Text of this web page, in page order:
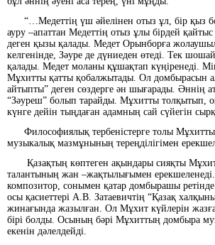
“…Медеттің үш әйелінен отыз ұл, бір қыз
ауру –апаттан Медеттің отыз ұлы бірдей
деген қызы қалады. Медет Орынборға
келгенінде, Зәуре де дүниеден өтеді. Тек
қалады. Медет моланы құшақтап күңіренеді.
Мұхитты қатты қобалжытады. Ол домбырасын
айтыпты” деген сөздерге ән шығарады. Әннің
“Зәуреш” болып тарайды. Мұхитты толқытып,
күнге дейін тыңдаған адамның сай сүйегін
Философиялық тербеністерге толы
музыкалық мазмұнының тереңділігімен
Қазақтың көптеген ақындары сияқты Мұхит
талантының жан –жақтылығымен
композитор, сонымен қатар домбырашы
осы қасиеттері А.В. Затаевичтің “Қазақ
жинағында жазылған. Ол Мұхит күйлерін
бірі болды. Осының бәрі Мұхиттың домбыра
екенін дәлелдейді.